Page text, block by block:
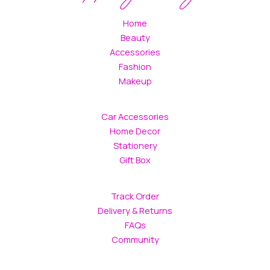
Home
Beauty
Accessories
Fashion
Makeup
Car Accessories
Home Decor
Stationery
Gift Box
Track Order
Delivery & Returns
FAQs
Community